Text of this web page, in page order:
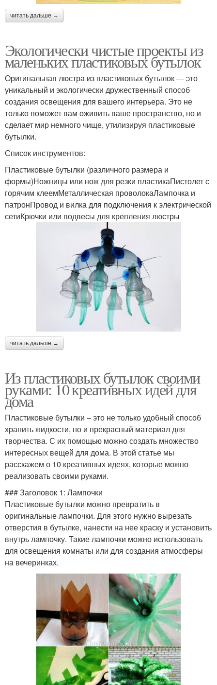
читать дальше →
Экологически чистые проекты из
маленьких пластиковых бутылок
Оригинальная люстра из пластиковых бутылок — это
уникальный и экологически дружественный способ
создания освещения для вашего интерьера. Это не
только поможет вам оживить ваше пространство, но и
сделает мир немного чище, утилизируя пластиковые
бутылки.
Список инструментов:
Пластиковые бутылки (различного размера и
формы)Ножницы или нож для резки пластикаПистолет с
горячим клеемМеталлическая проволокаЛампочка и
патронПровод и вилка для подключения к электрической
сетиКрючки или подвесы для крепления люстры
читать дальше →
Из пластиковых бутылок своими
руками: 10 креативных идей для
дома
Пластиковые бутылки – это не только удобный способ
хранить жидкости, но и прекрасный материал для
творчества. С их помощью можно создать множество
интересных вещей для дома. В этой статье мы
расскажем о 10 креативных идеях, которые можно
реализовать своими руками.
### Заголовок 1: Лампочки
Пластиковые бутылки можно превратить в
оригинальные лампочки. Для этого нужно вырезать
отверстия в бутылке, нанести на нее краску и установить
внутрь лампочку. Такие лампочки можно использовать
для освещения комнаты или для создания атмосферы
на вечеринках.